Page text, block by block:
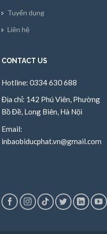
Tuyển dụng
Liên hệ
CONTACT US
Hotline: 0334 630 688
Địa chỉ: 142 Phú Viên, Phường
Bồ Đề, Long Biên, Hà Nội
Email:
inbaobiducphat.vn@gmail.com